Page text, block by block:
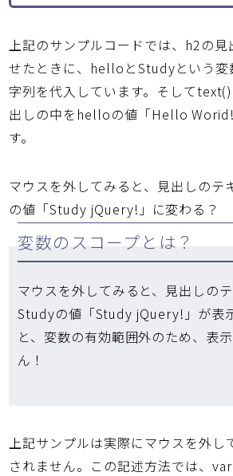
上記のサンプルコードでは、h2の見
せたときに、helloとStudyという変
字列を代入しています。そして
出しの中をhelloの値「Hello
す。
マウスを外してみると、見出しのテ
の値「Study jQuery!」に変わる？
変数のスコープとは？
マウスを外してみると、見出しの
Studyの値「Study jQuery!」が表
と、変数の有効範囲外のため、表
ん！
上記サンプルは実際にマウスを外し
されません。この記述方法では、